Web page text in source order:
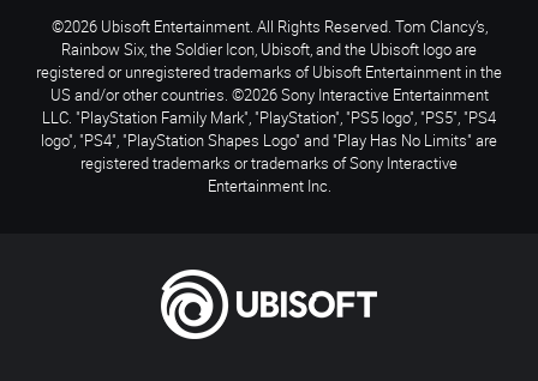
©2026 Ubisoft Entertainment. All Rights Reserved. Tom Clancy’s,
Rainbow Six, the Soldier Icon, Ubisoft, and the Ubisoft logo are
registered or unregistered trademarks of Ubisoft Entertainment in the
US and/or other countries. ©2026 Sony Interactive Entertainment
LLC. "PlayStation Family Mark", "PlayStation", "PS5 logo", "PS5", "PS4
logo", "PS4", "PlayStation Shapes Logo" and "Play Has No Limits" are
registered trademarks or trademarks of Sony Interactive
Entertainment Inc.